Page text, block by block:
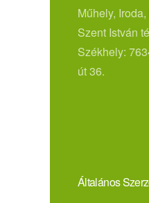
Műhely,
Szent István
Székhely:
út 36.
Általános